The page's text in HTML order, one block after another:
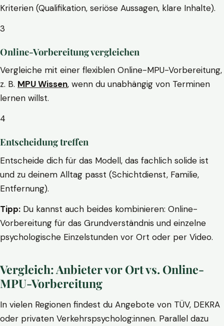
Kriterien (Qualifikation, seriöse Aussagen, klare Inhalte).
3
Online-Vorbereitung vergleichen
Vergleiche mit einer flexiblen Online-MPU-Vorbereitung,
z. B. MPU Wissen, wenn du unabhängig von Terminen
lernen willst.
4
Entscheidung treffen
Entscheide dich für das Modell, das fachlich solide ist
und zu deinem Alltag passt (Schichtdienst, Familie,
Entfernung).
Tipp: Du kannst auch beides kombinieren: Online-
Vorbereitung für das Grundverständnis und einzelne
psychologische Einzelstunden vor Ort oder per Video.
Vergleich: Anbieter vor Ort vs. Online-
MPU-Vorbereitung
In vielen Regionen findest du Angebote von TÜV, DEKRA
oder privaten Verkehrspsycholog:innen. Parallel dazu